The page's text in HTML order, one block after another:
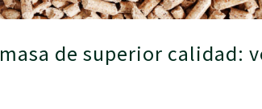
de superior calidad: